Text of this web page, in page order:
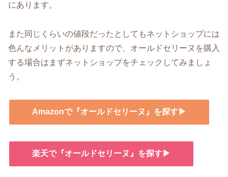
にあります。
また同じくらいの値段だったとしてもネットショップには
色んなメリットがありますので、オールドセリーヌを購入
する場合はまずネットショップをチェックしてみましょ
う。
Amazonで『オールドセリーヌ』を探す▶
楽天で『オールドセリーヌ』を探す▶